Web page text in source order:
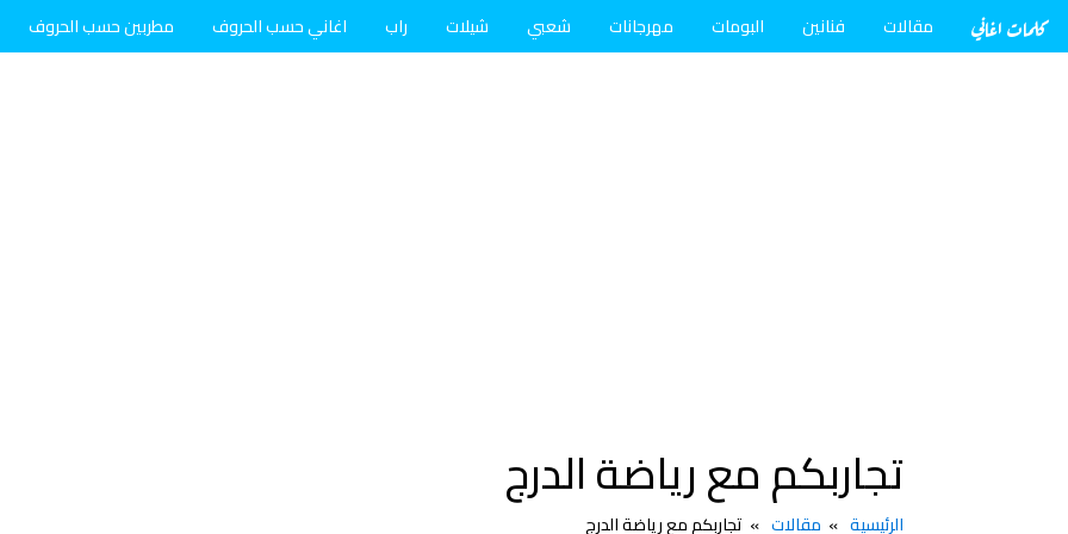
كلمات اغاني مقالات فنانين البومات مهرجانات شعبي شيلات راب اغاني حسب الحروف مطربين حسب الحروف
تجاربكم مع رياضة الدرج
الرئيسية مقالات تجاربكم مع رياضة الدرج